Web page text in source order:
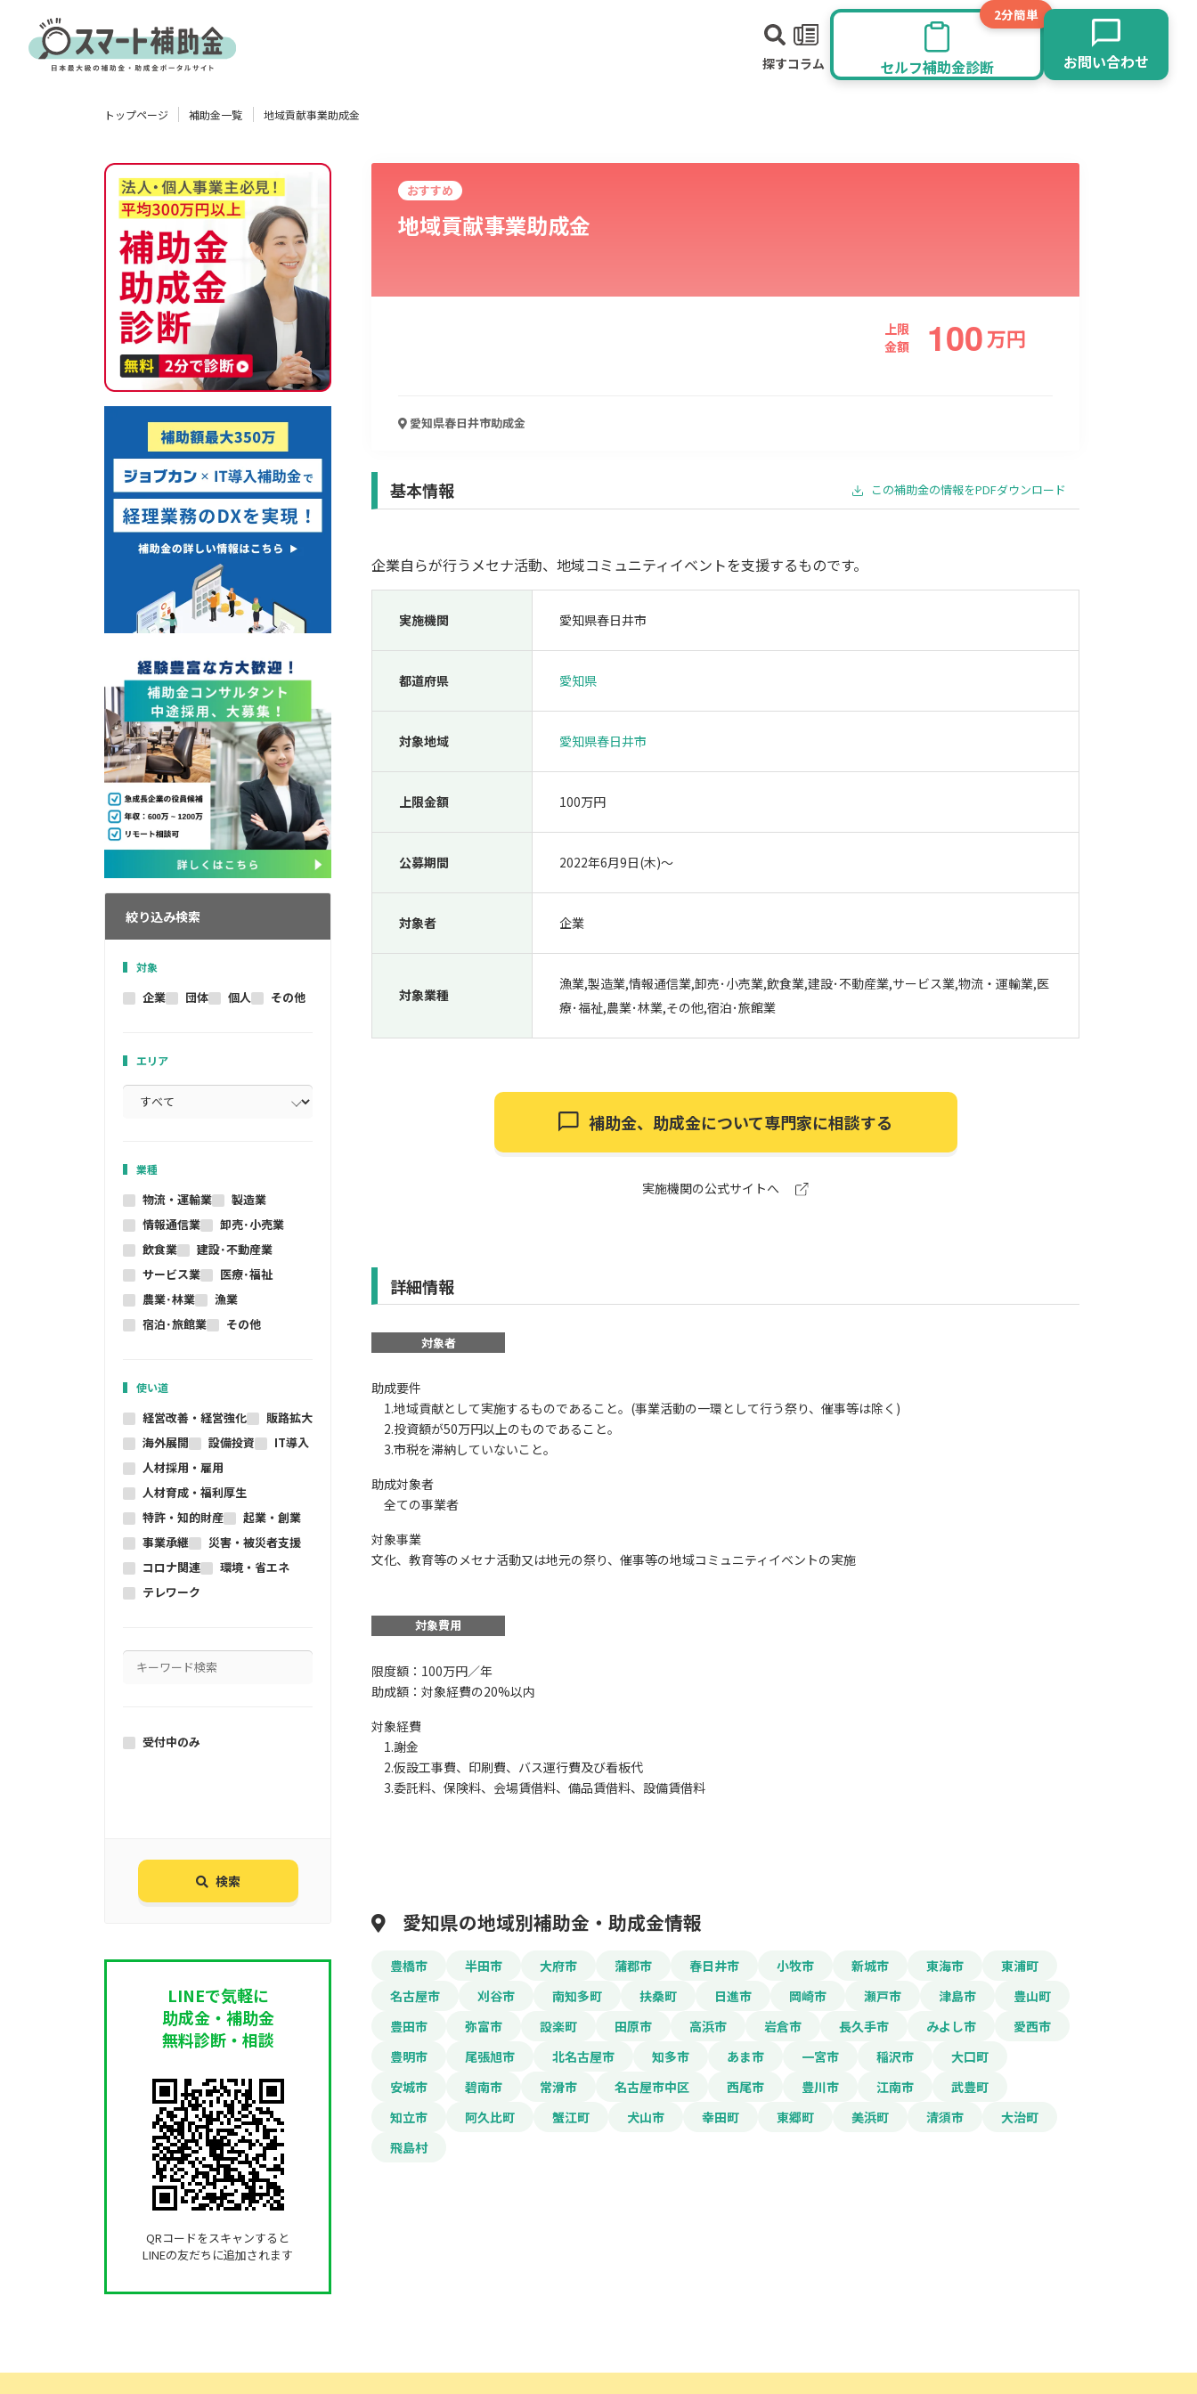
探すコラム
2分簡単
セルフ補助金診断 お問い合わせ
製造業 情報通信業 卸売･小売業
人材採用・雇用 人材育成・福利厚生
トップページ 補助金一覧 地域貢献事業助成金
絞り込み検索
対象
企業 団体 個人 その他
エリア
業種
物流・運輸業
製造業
情報通信業
卸売･小売業
飲食業
建設･不動産業
サービス業
医療･福祉
農業･林業
漁業
宿泊･旅館業
その他
使い道
経営改善・経営強化
販路拡大
海外展開
設備投資
IT導入
人材採用・雇用
人材育成・福利厚生
特許・知的財産
起業・創業
事業承継
災害・被災者支援
コロナ関連
環境・省エネ
テレワーク
受付中のみ
検索
LINEで気軽に
助成金・補助金
無料診断・相談
QRコードをスキャンすると
LINEの友だちに追加されます
おすすめ
地域貢献事業助成金
上限
金額
100万円
愛知県春日井市助成金
基本情報 この補助金の情報をPDFダウンロード
企業自らが行うメセナ活動、地域コミュニティイベントを支援するものです。
実施機関 愛知県春日井市
都道府県 愛知県
対象地域 愛知県春日井市
上限金額 100万円
公募期間 2022年6月9日(木)〜
対象者 企業
対象業種
漁業,製造業,情報通信業,卸売･小売業,飲食業,建設･不動産業,サービス業,物流・運輸業,医
療･福祉,農業･林業,その他,宿泊･旅館業
補助金、助成金について専門家に相談する
実施機関の公式サイトへ
詳細情報
対象者
助成要件
1.地域貢献として実施するものであること。(事業活動の一環として行う祭り、催事等は除く)
2.投資額が50万円以上のものであること。
3.市税を滞納していないこと。
助成対象者
全ての事業者
対象事業
文化、教育等のメセナ活動又は地元の祭り、催事等の地域コミュニティイベントの実施
対象費用
限度額：100万円／年
助成額：対象経費の20%以内
対象経費
1.謝金
2.仮設工事費、印刷費、バス運行費及び看板代
3.委託料、保険料、会場賃借料、備品賃借料、設備賃借料
愛知県の地域別補助金・助成金情報
豊橋市 半田市 大府市 蒲郡市 春日井市 小牧市 新城市 東海市
東浦町
名古屋市
刈谷市 南知多町 扶桑町 日進市 岡崎市 瀬戸市 津島市
豊山町
豊田市
弥富市 設楽町 田原市 高浜市 岩倉市 長久手市 みよし市
愛西市
豊明市
尾張旭市 北名古屋市 知多市 あま市 一宮市 稲沢市
大口町
安城市
碧南市 常滑市 名古屋市中区 西尾市 豊川市 江南市
武豊町
知立市
阿久比町 蟹江町 犬山市 幸田町 東郷町 美浜町 清須市
大治町
飛島村
地域貢献事業助成金
電話番号